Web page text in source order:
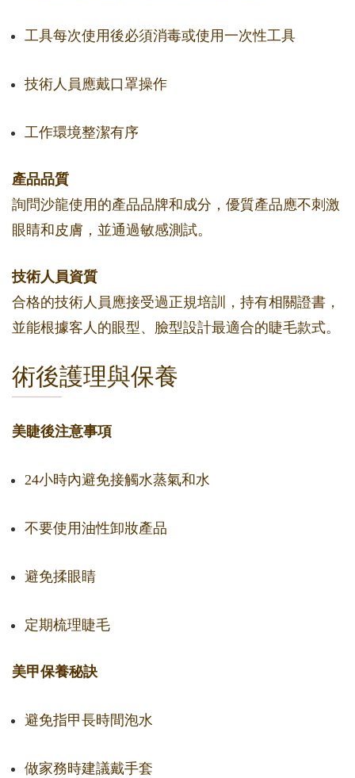
工具每次使用後必須消毒或使用一次性工具
技術人員應戴口罩操作
工作環境整潔有序
產品品質
詢問沙龍使用的產品品牌和成分，優質產品應不刺激
眼睛和皮膚，並通過敏感測試。
技術人員資質
合格的技術人員應接受過正規培訓，持有相關證書，
並能根據客人的眼型、臉型設計最適合的睫毛款式。
術後護理與保養
美睫後注意事項
24小時內避免接觸水蒸氣和水
不要使用油性卸妝產品
避免揉眼睛
定期梳理睫毛
美甲保養秘訣
避免指甲長時間泡水
做家務時建議戴手套